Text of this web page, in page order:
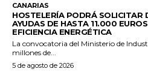
CANARIAS
HOSTELERÍA PODRÁ SOLICITAR
AYUDAS DE HASTA 11.000
EFICIENCIA ENERGÉTICA
La convocatoria del Ministerio de
millones de...
5 de agosto de 2026